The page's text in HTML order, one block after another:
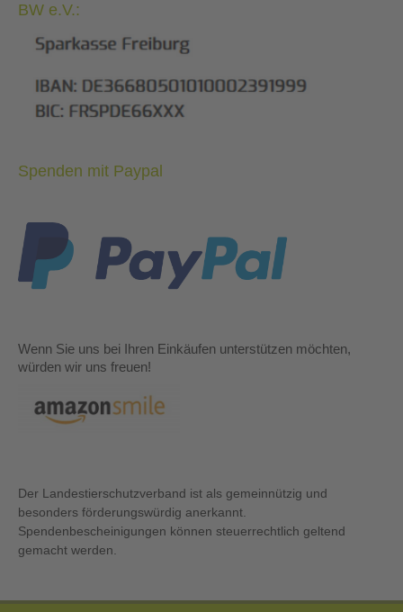
BW e.V.:
Spenden mit Paypal
Wenn Sie uns bei Ihren Einkäufen unterstützen möchten,
würden wir uns freuen!
Der Landestierschutzverband ist als gemeinnützig und
besonders förderungswürdig anerkannt.
Spendenbescheinigungen können steuerrechtlich geltend
gemacht werden.